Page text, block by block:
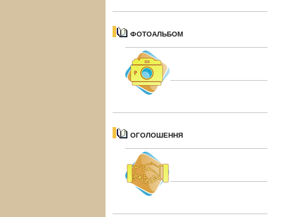
ФОТОАЛЬБОМ
ОГОЛОШЕННЯ